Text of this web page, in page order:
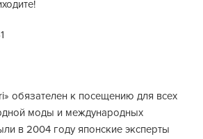
обязателен к посещению для всех
моды и международных
в 2004 году японские эксперты